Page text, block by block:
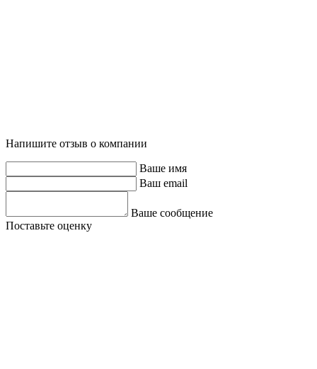
Напишите отзыв о компании
Ваше имя
Ваш email
Ваше сообщение
Поставьте оценку